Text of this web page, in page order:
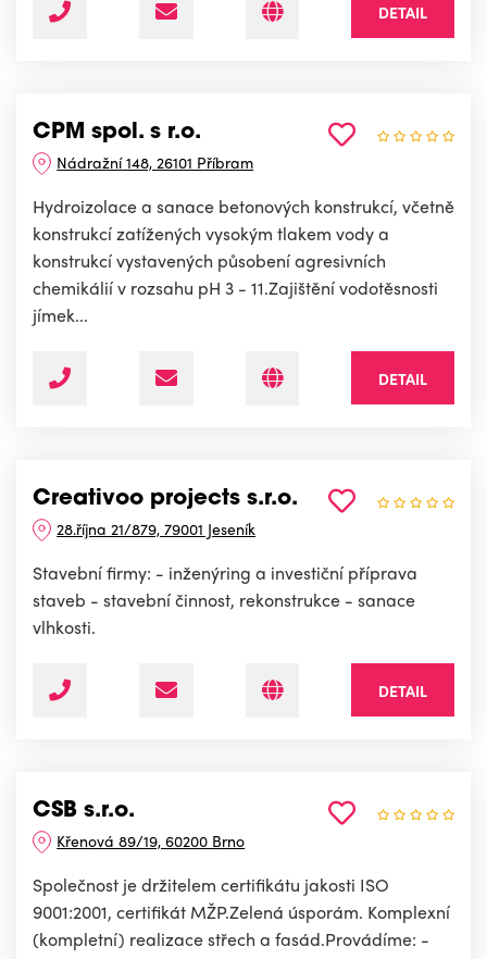
DETAIL
CPM spol. s r.o.
Nádražní 148, 26101 Příbram
Hydroizolace a sanace betonových konstrukcí, včetně
konstrukcí zatížených vysokým tlakem vody a
konstrukcí vystavených působení agresivních
chemikálií v rozsahu pH 3 - 11.Zajištění vodotěsnosti
jímek...
DETAIL
Creativoo projects s.r.o.
28.října 21/879, 79001 Jeseník
Stavební firmy: - inženýring a investiční příprava
staveb - stavební činnost, rekonstrukce - sanace
vlhkosti.
DETAIL
CSB s.r.o.
Křenová 89/19, 60200 Brno
Společnost je držitelem certifikátu jakosti ISO
9001:2001, certifikát MŽP.Zelená úsporám. Komplexní
(kompletní) realizace střech a fasád.Provádíme: -